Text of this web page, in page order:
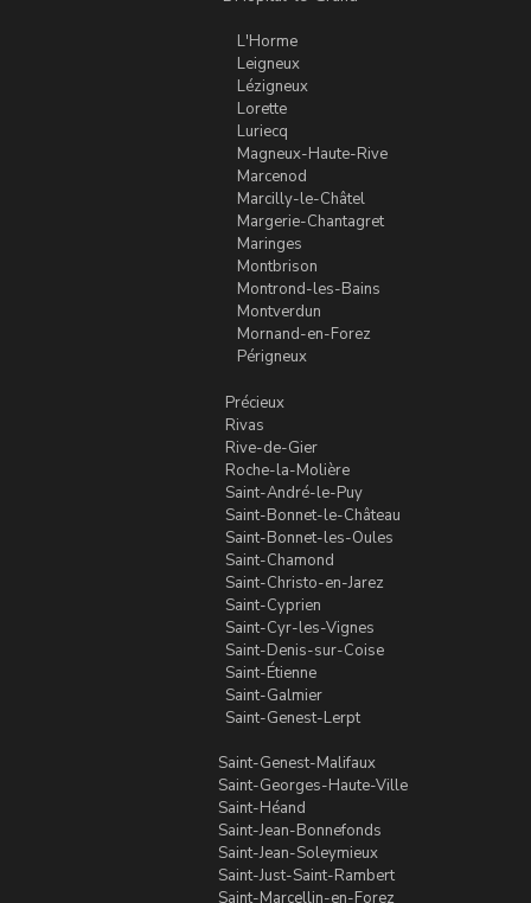
L'Horme
Leigneux
Lézigneux
Lorette
Luriecq
Magneux-Haute-Rive
Marcenod
Marcilly-le-Châtel
Margerie-Chantagret
Maringes
Montbrison
Montrond-les-Bains
Montverdun
Mornand-en-Forez
Périgneux
Précieux
Rivas
Rive-de-Gier
Roche-la-Molière
Saint-André-le-Puy
Saint-Bonnet-le-Château
Saint-Bonnet-les-Oules
Saint-Chamond
Saint-Christo-en-Jarez
Saint-Cyprien
Saint-Cyr-les-Vignes
Saint-Denis-sur-Coise
Saint-Étienne
Saint-Galmier
Saint-Genest-Lerpt
Saint-Genest-Malifaux
Saint-Georges-Haute-Ville
Saint-Héand
Saint-Jean-Bonnefonds
Saint-Jean-Soleymieux
Saint-Just-Saint-Rambert
Saint-Marcellin-en-Forez